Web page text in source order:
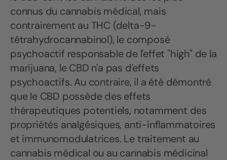
connus du cannabis médical, mais
contrairement au THC (delta-9-
tétrahydrocannabinol), le composé
psychoactif responsable de l'effet "high" de la
marijuana, le CBD n'a pas d'effets
psychoactifs. Au contraire, il a été démontré
que le CBD possède des effets
thérapeutiques potentiels, notamment des
propriétés analgésiques, anti-inflammatoires
et immunomodulatrices. Le traitement au
cannabis médical ou au cannabis médicinal